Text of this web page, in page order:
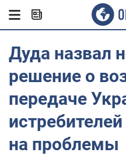
Дуда назвал
решение о
передаче
на проблемы